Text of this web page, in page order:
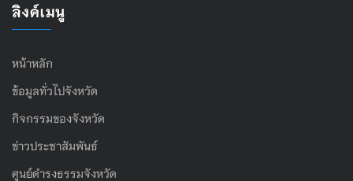
ลิงค์เมนู
หน้าหลัก
ข้อมูลทั่วไปจังหวัด
กิจกรรมของจังหวัด
ข่าวประชาสัมพันธ์
ศูนย์ดำรงธรรมจังหวัด